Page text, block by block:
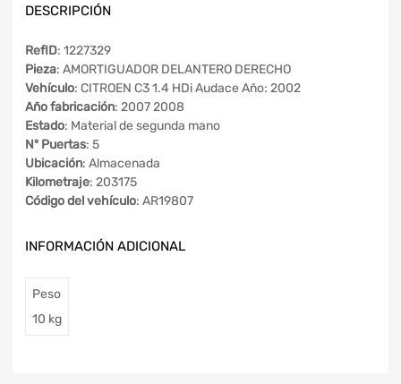
DESCRIPCIÓN
RefID: 1227329
Pieza: AMORTIGUADOR DELANTERO DERECHO
Vehículo: CITROEN C3 1.4 HDi Audace Año: 2002
Año fabricación: 2007 2008
Estado: Material de segunda mano
Nº Puertas: 5
Ubicación: Almacenada
Kilometraje: 203175
Código del vehículo: AR19807
INFORMACIÓN ADICIONAL
Peso
10 kg